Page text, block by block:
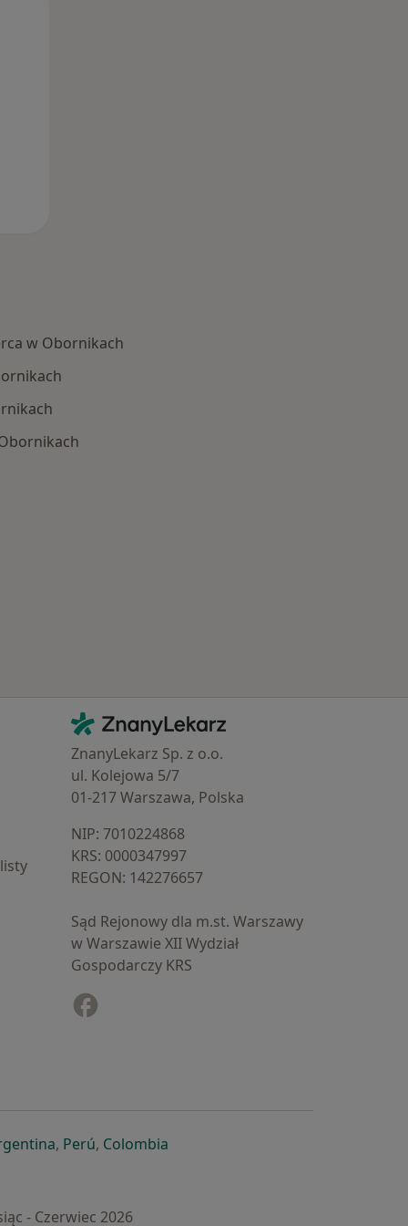
w Obornikach
Kontakt
ZnanyLekarz - Strona główna
ZnanyLekarz Sp. z o.o.
ul. Kolejowa 5/7
01-217 Warszawa, Polska
NIP: ⁠7010224868
KRS: ⁠0000347997
REGON: ⁠142276657
Sąd Rejonowy dla m.st. Warszawy
w Warszawie XII Wydział
Gospodarczy KRS
karcie
w nowej karcie
się w nowej karcie
otwiera się w nowej karcie
, Perúotwiera się w nowej karcie
, Colombiaotwiera się w nowej karcie
- Czerwiec 2026